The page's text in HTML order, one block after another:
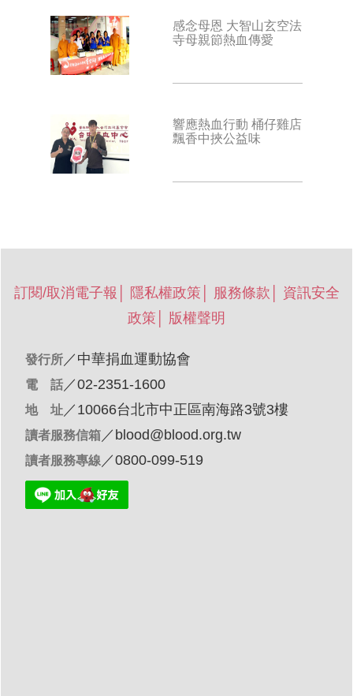
感念母恩 大智山玄空法
寺母親節熱血傳愛
響應熱血行動 桶仔雞店
飄香中挾公益味
訂閱/取消電子報 隱私權政策 服務條款
資訊安全
政策
版權聲明
發行所 ／ 中華捐血運動協會
電 話 ／02-2351-1600
地 址 ／10066台北市中正區南海路3號3樓
讀者服務信箱 ／ blood@blood.org.tw
讀者服務專線 ／0800-099-519